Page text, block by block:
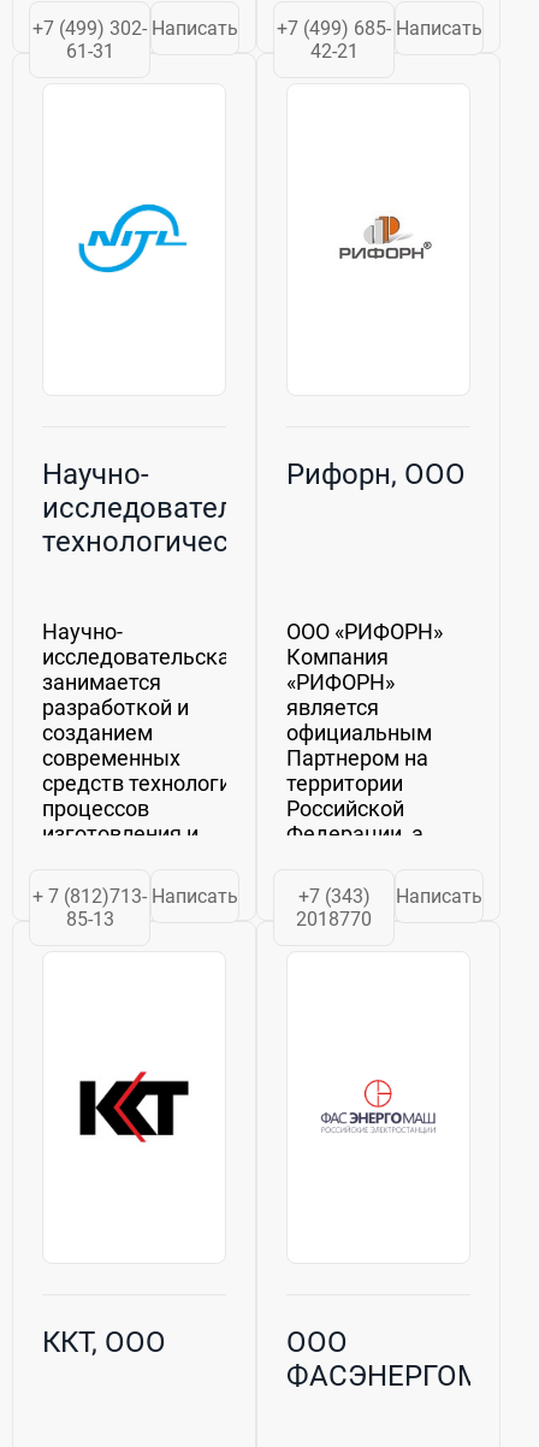
оборудования
для производства
строительных
материалов.
только смогли
увеличить...
+7 (499) 302-
61-31
Написать
материалы для
покраски.
Интернет
магазин для
+7 (499) 685-
42-21
Написать
Научно-
исследовательская
технологическая
Научно-
исследовательская технологическая
занимается
разработкой и
созданием
современных
средств технологического оснащения
процессов
изготовления и
теплообменного
оборудования
+ 7 (812)713-
85-13
Написать
Рифорн, ООО
ООО «РИФОРН»
Компания
«РИФОРН»
является
официальным
Партнером на
территории
Российской
Федерации, а
ближнего
зарубежья,
крупнейшего
Российского
+7 (343)
2018770
Написать
ККТ, ООО
ООО
ФАСЭНЕРГОМАШ